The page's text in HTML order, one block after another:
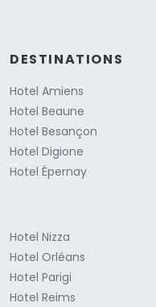
DESTINATIONS
Hotel Amiens
Hotel Beaune
Hotel Besançon
Hotel Digione
Hotel Épernay
Hotel Nizza
Hotel Orléans
Hotel Parigi
Hotel Reims